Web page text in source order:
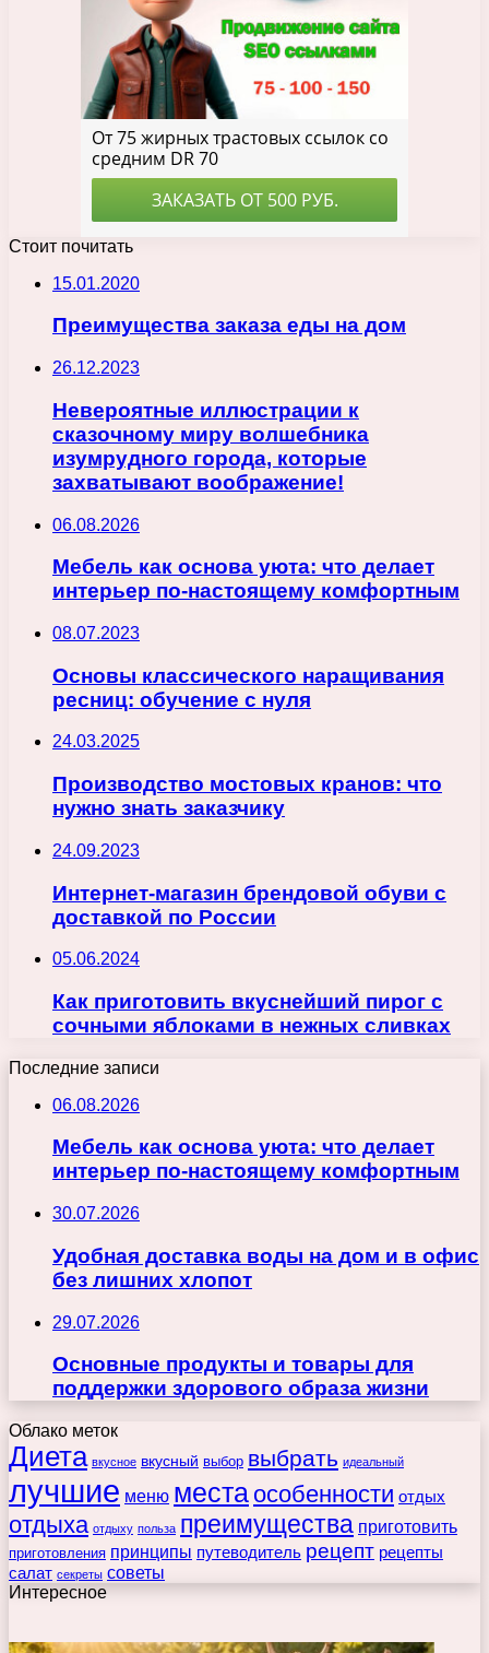
Стоит почитать
15.01.2020
Преимущества заказа еды на дом
26.12.2023
Невероятные иллюстрации к
сказочному миру волшебника
изумрудного города, которые
захватывают воображение!
06.08.2026
Мебель как основа уюта: что делает
интерьер по-настоящему комфортным
08.07.2023
Основы классического наращивания
ресниц: обучение с нуля
24.03.2025
Производство мостовых кранов: что
нужно знать заказчику
24.09.2023
Интернет-магазин брендовой обуви с
доставкой по России
05.06.2024
Как приготовить вкуснейший пирог с
сочными яблоками в нежных сливках
Последние записи
06.08.2026
Мебель как основа уюта: что делает
интерьер по-настоящему комфортным
30.07.2026
Удобная доставка воды на дом и в офис
без лишних хлопот
29.07.2026
Основные продукты и товары для
поддержки здорового образа жизни
Облако меток
Диета вкусное вкусный выбор выбрать идеальный
лучшие меню места особенности отдых
отдыха отдыху польза преимущества приготовить
приготовления принципы путеводитель рецепт рецепты
салат секреты советы
Интересное